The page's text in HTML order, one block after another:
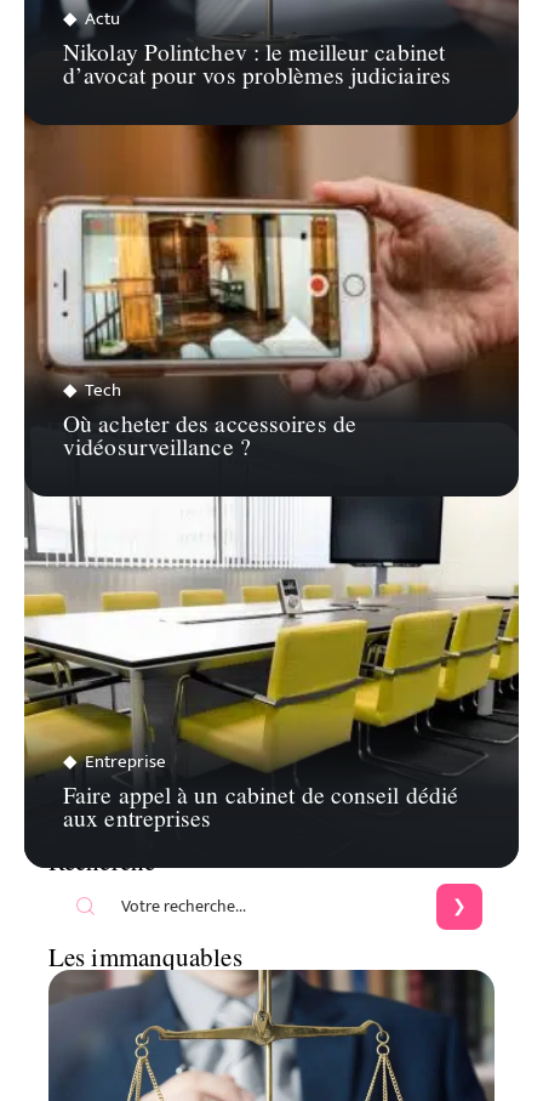
Actu
Nikolay Polintchev : le meilleur cabinet
d’avocat pour vos problèmes judiciaires
Tech
Où acheter des accessoires de
vidéosurveillance ?
Entreprise
Faire appel à un cabinet de conseil dédié
aux entreprises
Recherche
Les immanquables